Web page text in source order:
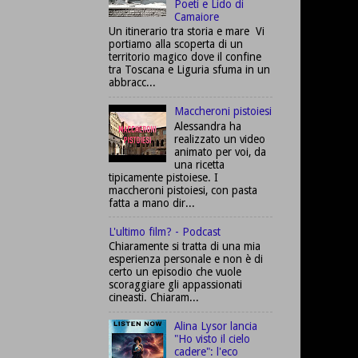
Poeti e Lido di
Camaiore
Un itinerario tra storia e mare Vi
portiamo alla scoperta di un
territorio magico dove il confine
tra Toscana e Liguria sfuma in un
abbracc...
Maccheroni pistoiesi
Alessandra ha
realizzato un video
animato per voi, da
una ricetta
tipicamente pistoiese. I
maccheroni pistoiesi, con pasta
fatta a mano dir...
L'ultimo film? - Podcast
Chiaramente si tratta di una mia
esperienza personale e non è di
certo un episodio che vuole
scoraggiare gli appassionati
cineasti. Chiaram...
Alina Lysor lancia
"Ho visto il cielo
cadere": l'eco